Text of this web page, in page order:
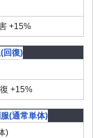
+15%
+15%
)